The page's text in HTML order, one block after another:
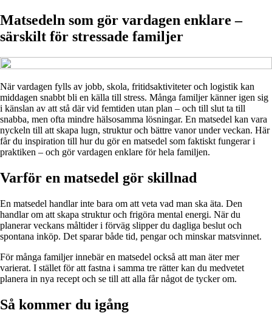
Matsedeln som gör vardagen enklare –
särskilt för stressade familjer
När vardagen fylls av jobb, skola, fritidsaktiviteter och logistik kan
middagen snabbt bli en källa till stress. Många familjer känner igen sig
i känslan av att stå där vid femtiden utan plan – och till slut ta till
snabba, men ofta mindre hälsosamma lösningar. En matsedel kan vara
nyckeln till att skapa lugn, struktur och bättre vanor under veckan. Här
får du inspiration till hur du gör en matsedel som faktiskt fungerar i
praktiken – och gör vardagen enklare för hela familjen.
Varför en matsedel gör skillnad
En matsedel handlar inte bara om att veta vad man ska äta. Den
handlar om att skapa struktur och frigöra mental energi. När du
planerar veckans måltider i förväg slipper du dagliga beslut och
spontana inköp. Det sparar både tid, pengar och minskar matsvinnet.
För många familjer innebär en matsedel också att man äter mer
varierat. I stället för att fastna i samma tre rätter kan du medvetet
planera in nya recept och se till att alla får något de tycker om.
Så kommer du igång